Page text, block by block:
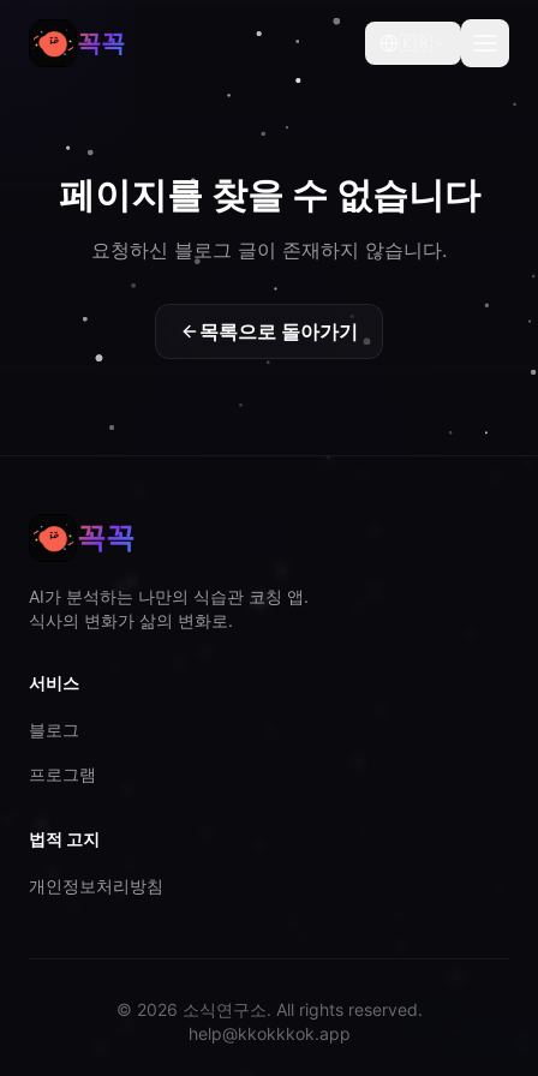
꼭꼭
페이지를 찾을 수 없습니다
요청하신 블로그 글이 존재하지 않습니다.
목록으로 돌아가기
꼭꼭
AI가 분석하는 나만의 식습관 코칭 앱.
식사의 변화가 삶의 변화로.
서비스
블로그
프로그램
법적 고지
개인정보처리방침
© 2026 소식연구소. All rights reserved.
help@kkokkkok.app